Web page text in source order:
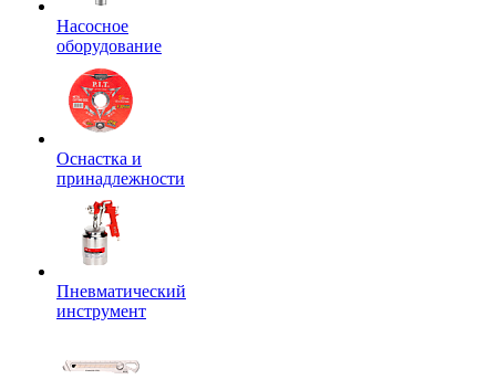
Насосное
оборудование
Оснастка и
принадлежности
Пневматический
инструмент